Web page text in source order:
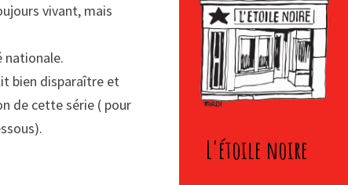
vivant, mais
nationale.
bien disparaître et
de cette série ( pour
L'étoile noire